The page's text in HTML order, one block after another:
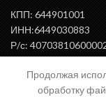
КПП: 644901001
ИНН:6449030883
Р/с:
БИК: 046375000
Продолжая
обработку